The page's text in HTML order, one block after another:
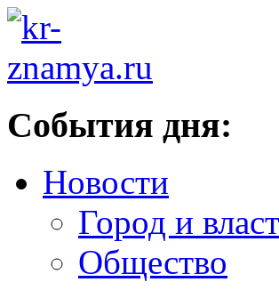
События дня:
Новости
Город и
Общество